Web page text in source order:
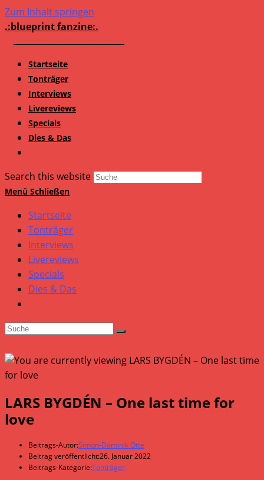
Zum Inhalt springen
.:blueprint fanzine:.
Startseite
Tonträger
Interviews
Livereviews
Specials
Dies & Das
Search this website
Menü Schließen
Startseite
Tonträger
Interviews
Livereviews
Specials
Dies & Das
LARS BYGDÉN – One last time for
love
Beitrags-Autor:Simon-Dominik Otte
Beitrag veröffentlicht:26. Januar 2022
Beitrags-Kategorie:Tonträger